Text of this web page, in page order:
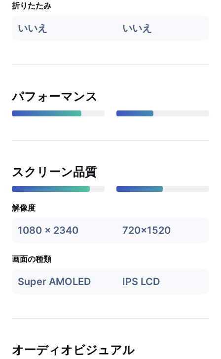
折りたたみ
いいえ いいえ
パフォーマンス
スクリーン品質
解像度
1080 x 2340 720x1520
画面の種類
Super AMOLED IPS LCD
オーディオビジュアル